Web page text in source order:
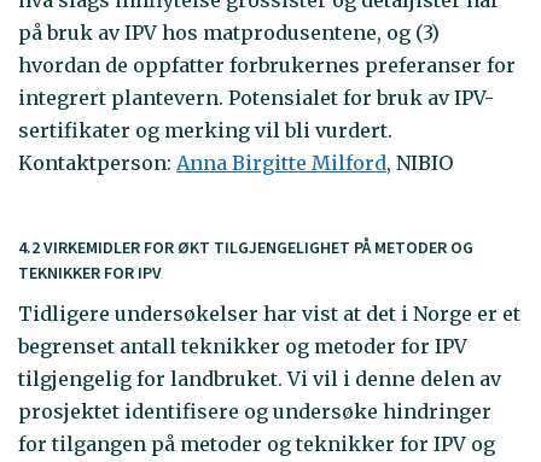
på bruk av IPV hos matprodusentene, og (3)
hvordan de oppfatter forbrukernes preferanser for
integrert plantevern. Potensialet for bruk av IPV-
sertifikater og merking vil bli vurdert.
Kontaktperson: Anna Birgitte Milford, NIBIO
4.2 VIRKEMIDLER FOR ØKT TILGJENGELIGHET PÅ METODER OG
TEKNIKKER FOR IPV
Tidligere undersøkelser har vist at det i Norge er et
begrenset antall teknikker og metoder for IPV
tilgjengelig for landbruket. Vi vil i denne delen av
prosjektet identifisere og undersøke hindringer
for tilgangen på metoder og teknikker for IPV og